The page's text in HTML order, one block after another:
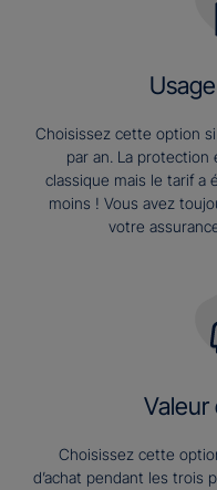
Choisissez cette option
par an. La
classique mais le tarif a
moins ! Vous avez
votre
Valeur
Choisissez cette
d’achat pendant les trois